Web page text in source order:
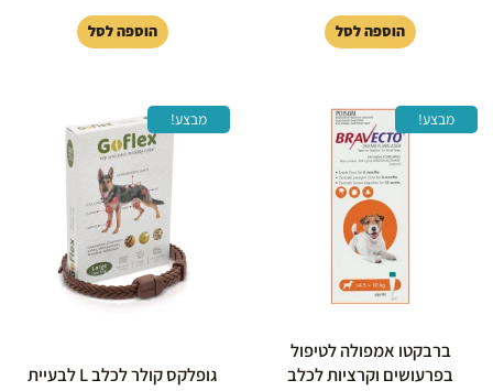
הוספה לסל הוספה לסל
מבצע!
ברבקטו אמפולה לטיפול
בפרעושים וקרציות לכלב
המחיר
המקורי
היה:
239.00 ₪.
מבצע!
גופלקס קולר לכלב L לבעיית
המקורי
היה:
169.00 ₪.